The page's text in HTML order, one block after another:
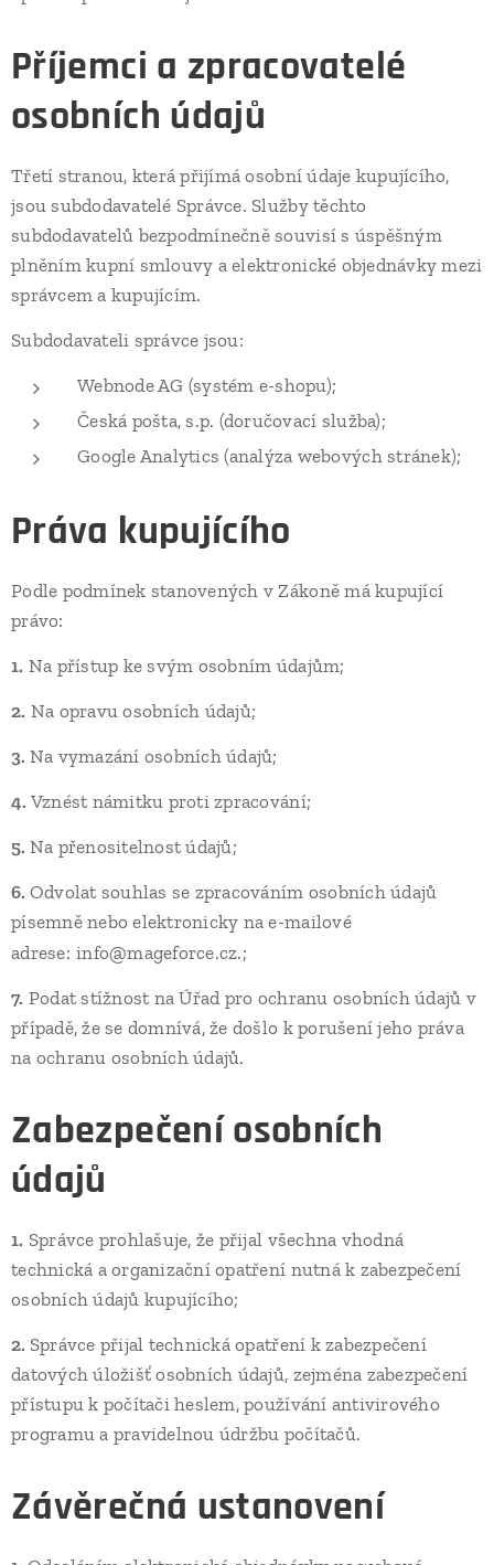
Příjemci a zpracovatelé
osobních údajů
Třetí stranou, která přijímá osobní údaje kupujícího,
jsou subdodavatelé Správce. Služby těchto
subdodavatelů bezpodmínečně souvisí s úspěšným
plněním kupní smlouvy a elektronické objednávky mezi
správcem a kupujícím.
Subdodavateli správce jsou:
Webnode AG (systém e-shopu);
Česká pošta, s.p. (doručovací služba);
Google Analytics (analýza webových stránek);
Práva kupujícího
Podle podmínek stanovených v Zákoně má kupující
právo:
1. Na přístup ke svým osobním údajům;
2. Na opravu osobních údajů;
3. Na vymazání osobních údajů;
4. Vznést námitku proti zpracování;
5. Na přenositelnost údajů;
6. Odvolat souhlas se zpracováním osobních údajů
písemně nebo elektronicky na e-mailové
adrese: iinfo@mageforce.cz.;
7. Podat stížnost na Úřad pro ochranu osobních údajů v
případě, že se domnívá, že došlo k porušení jeho práva
na ochranu osobních údajů.
Zabezpečení osobních
údajů
1. Správce prohlašuje, že přijal všechna vhodná
technická a organizační opatření nutná k zabezpečení
osobních údajů kupujícího;
2. Správce přijal technická opatření k zabezpečení
datových úložišť osobních údajů, zejména zabezpečení
přístupu k počítači heslem, používání antivirového
programu a pravidelnou údržbu počítačů.
Závěrečná ustanovení